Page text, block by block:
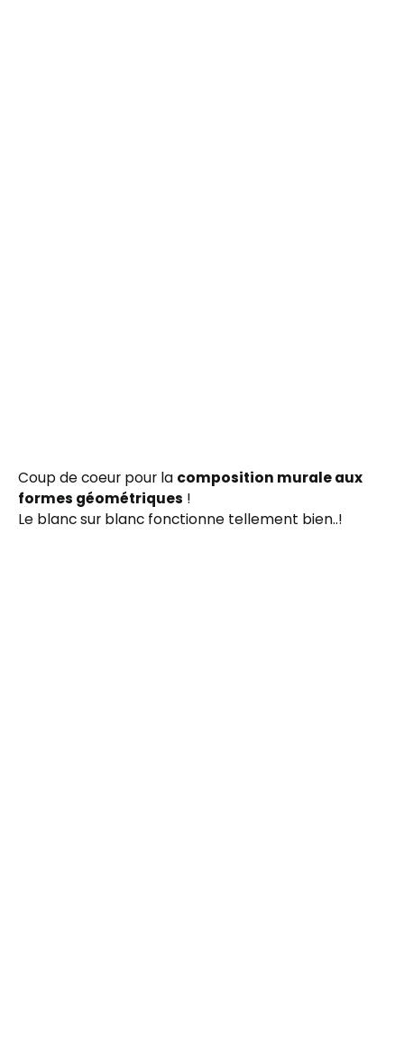
Coup de coeur pour la composition murale aux
formes géométriques !
Le blanc sur blanc fonctionne tellement bien..!